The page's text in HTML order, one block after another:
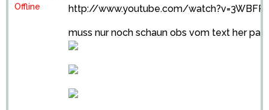
Offline
http://www.youtube.com/
muss nur noch schaun obs vom text her